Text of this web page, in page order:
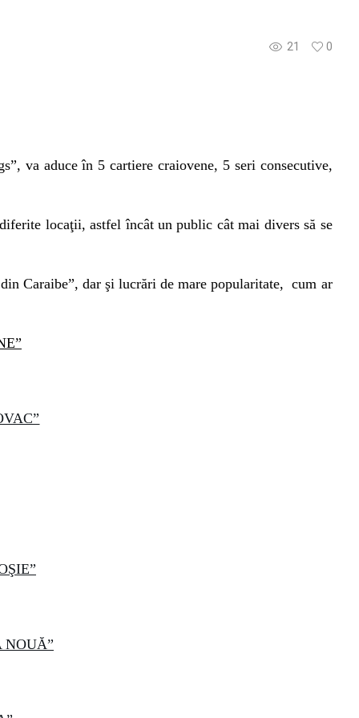
21 0
va aduce în 5 cartiere craiovene, 5 seri consecutive,
locaţii, astfel încât un public cât mai divers să se
Caraibe”, dar şi lucrări de mare popularitate, cum ar
NOUĂ”